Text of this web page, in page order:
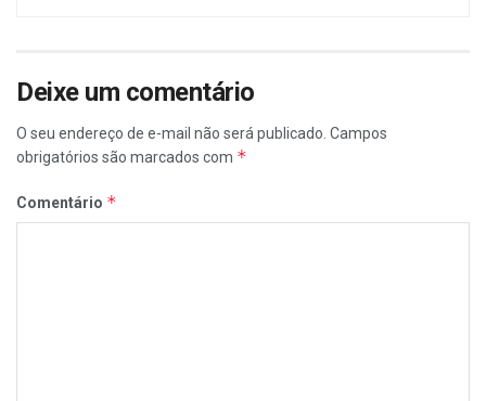
Deixe um comentário
O seu endereço de e-mail não será publicado. Campos
obrigatórios são marcados com *
Comentário *